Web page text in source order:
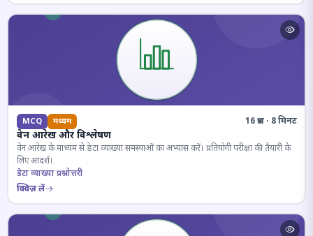
MCQ मध्यम 16 प्रश्न · 8 मिनट
वेन आरेख और विश्लेषण
वेन आरेख के माध्यम से डेटा व्याख्या समस्याओं का अभ्यास करें। प्रतियोगी परीक्षा की तैयारी के
लिए आदर्श।
डेटा व्याख्या प्रश्नोत्तरी
क्विज़ लें